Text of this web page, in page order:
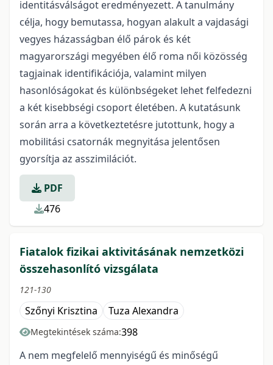
identitásválságot eredményezett. A tanulmány
célja, hogy bemutassa, hogyan alakult a vajdasági
vegyes házasságban élő párok és két
magyarországi megyében élő roma női közösség
tagjainak identifikációja, valamint milyen
hasonlóságokat és különbségeket lehet felfedezni
a két kisebbségi csoport életében. A kutatásunk
során arra a következtetésre jutottunk, hogy a
mobilitási csatornák megnyitása jelentősen
gyorsítja az asszimilációt.
PDF
476
Fiatalok fizikai aktivitásának nemzetközi
összehasonlító vizsgálata
121-130
Szőnyi Krisztina Tuza Alexandra
Megtekintések száma:398
A nem megfelelő mennyiségű és minőségű